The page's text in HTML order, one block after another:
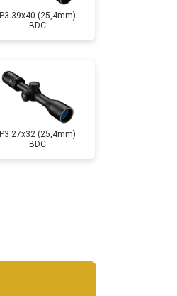
P3 39x40 (25,4mm)
BDC
P3 27x32 (25,4mm)
BDC